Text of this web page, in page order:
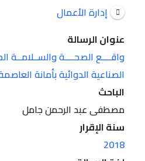
إدارة الأعمال
عنوان الرسالة
واقــــع الصحــــة
الصناعية الدوائية بأمانة
الباحث
مصطفى عبد الرحمن جامل
سنة الإقرار
2018